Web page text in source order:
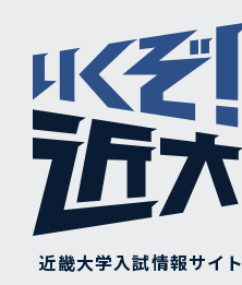
近畿大学入試情報サイト